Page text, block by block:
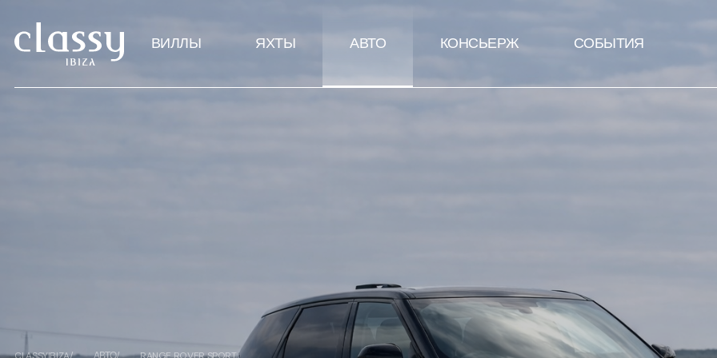
ВИЛЛЫ ЯХТЫ АВТО КОНСЬЕРЖ СОБЫТИЯ
CLASSYIBIZA АВТО RANGE ROVER SPORT